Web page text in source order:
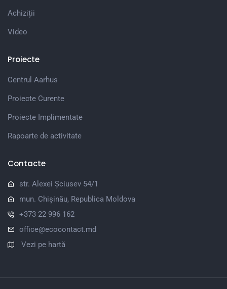
Achiziții
Video
Proiecte
Centrul Aarhus
Proiecte Curente
Proiecte Implimentate
Rapoarte de activitate
Contacte
str. Alexei Șciusev 54/1
mun. Chișinău, Republica Moldova
+373 22 996 162
office@ecocontact.md
Vezi pe hartă